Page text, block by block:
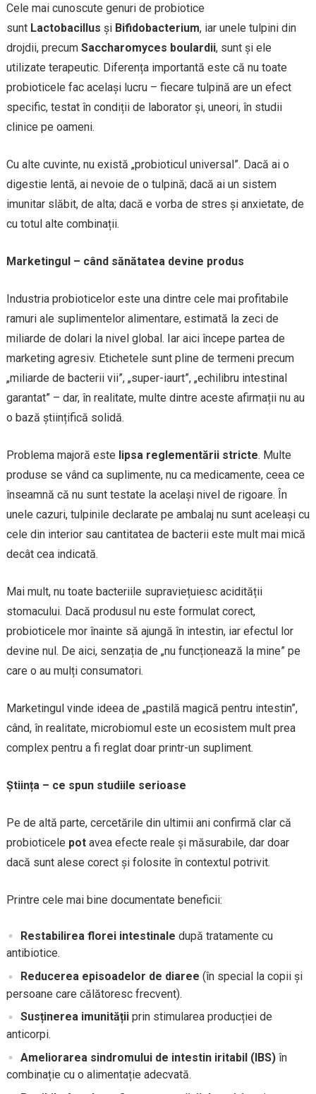
Cele mai cunoscute genuri de probiotice
sunt Lactobacillus și Bifidobacterium, iar unele tulpini din
drojdii, precum Saccharomyces boulardii, sunt și ele
utilizate terapeutic. Diferența importantă este că nu toate
probioticele fac același lucru – fiecare tulpină are un efect
specific, testat în condiții de laborator și, uneori, în studii
clinice pe oameni.
Cu alte cuvinte, nu există „probioticul universal”. Dacă ai o
digestie lentă, ai nevoie de o tulpină; dacă ai un sistem
imunitar slăbit, de alta; dacă e vorba de stres și anxietate, de
cu totul alte combinații.
Marketingul – când sănătatea devine produs
Industria probioticelor este una dintre cele mai profitabile
ramuri ale suplimentelor alimentare, estimată la zeci de
miliarde de dolari la nivel global. Iar aici începe partea de
marketing agresiv. Etichetele sunt pline de termeni precum
„miliarde de bacterii vii”, „super-iaurt”, „echilibru intestinal
garantat” – dar, în realitate, multe dintre aceste afirmații nu au
o bază științifică solidă.
Problema majoră este lipsa reglementării stricte. Multe
produse se vând ca suplimente, nu ca medicamente, ceea ce
înseamnă că nu sunt testate la același nivel de rigoare. În
unele cazuri, tulpinile declarate pe ambalaj nu sunt aceleași cu
cele din interior sau cantitatea de bacterii este mult mai mică
decât cea indicată.
Mai mult, nu toate bacteriile supraviețuiesc acidității
stomacului. Dacă produsul nu este formulat corect,
probioticele mor înainte să ajungă în intestin, iar efectul lor
devine nul. De aici, senzația de „nu funcționează la mine” pe
care o au mulți consumatori.
Marketingul vinde ideea de „pastilă magică pentru intestin”,
când, în realitate, microbiomul este un ecosistem mult prea
complex pentru a fi reglat doar printr-un supliment.
Știința – ce spun studiile serioase
Pe de altă parte, cercetările din ultimii ani confirmă clar că
probioticele potavea efecte reale și măsurabile, dar doar
dacă sunt alese corect și folosite în contextul potrivit.
Printre cele mai bine documentate beneficii:
Restabilirea florei intestinale după tratamente cu
antibiotice.
Reducerea episoadelor de diaree (în special la copii și
persoane care călătoresc frecvent).
Susținerea imunitățiiprin stimularea producției de
anticorpi.
Ameliorarea sindromului de intestin iritabil (IBS)în
combinație cu o alimentație adecvată.